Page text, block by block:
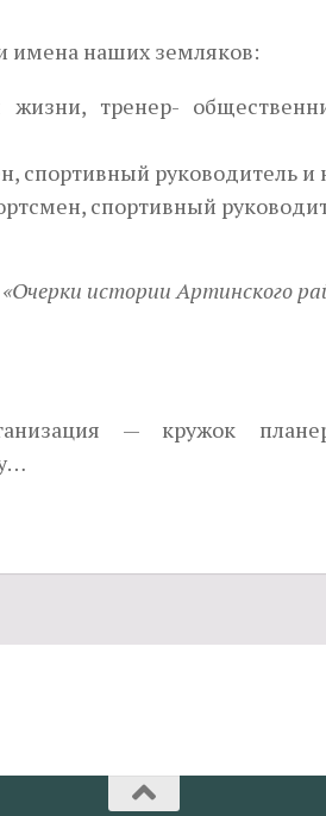
имена наших земляков:
тренер-
спортив­ный руководитель и
спортивный
истории Артинского
— кружок